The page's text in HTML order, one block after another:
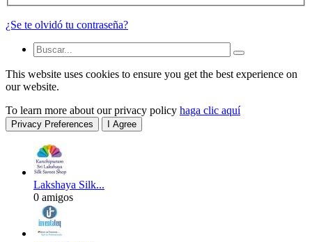
¿Se te olvidó tu contraseña?
This website uses cookies to ensure you get the best experience on
our website.
To learn more about our privacy policy haga clic aquí
Privacy Preferences I Agree
Lakshaya Silk...
0 amigos